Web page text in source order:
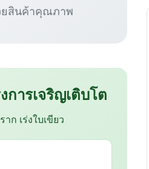
ยสินค้าคุณภาพ
การเจริญเติบโต
ก เร่งใบเขียว